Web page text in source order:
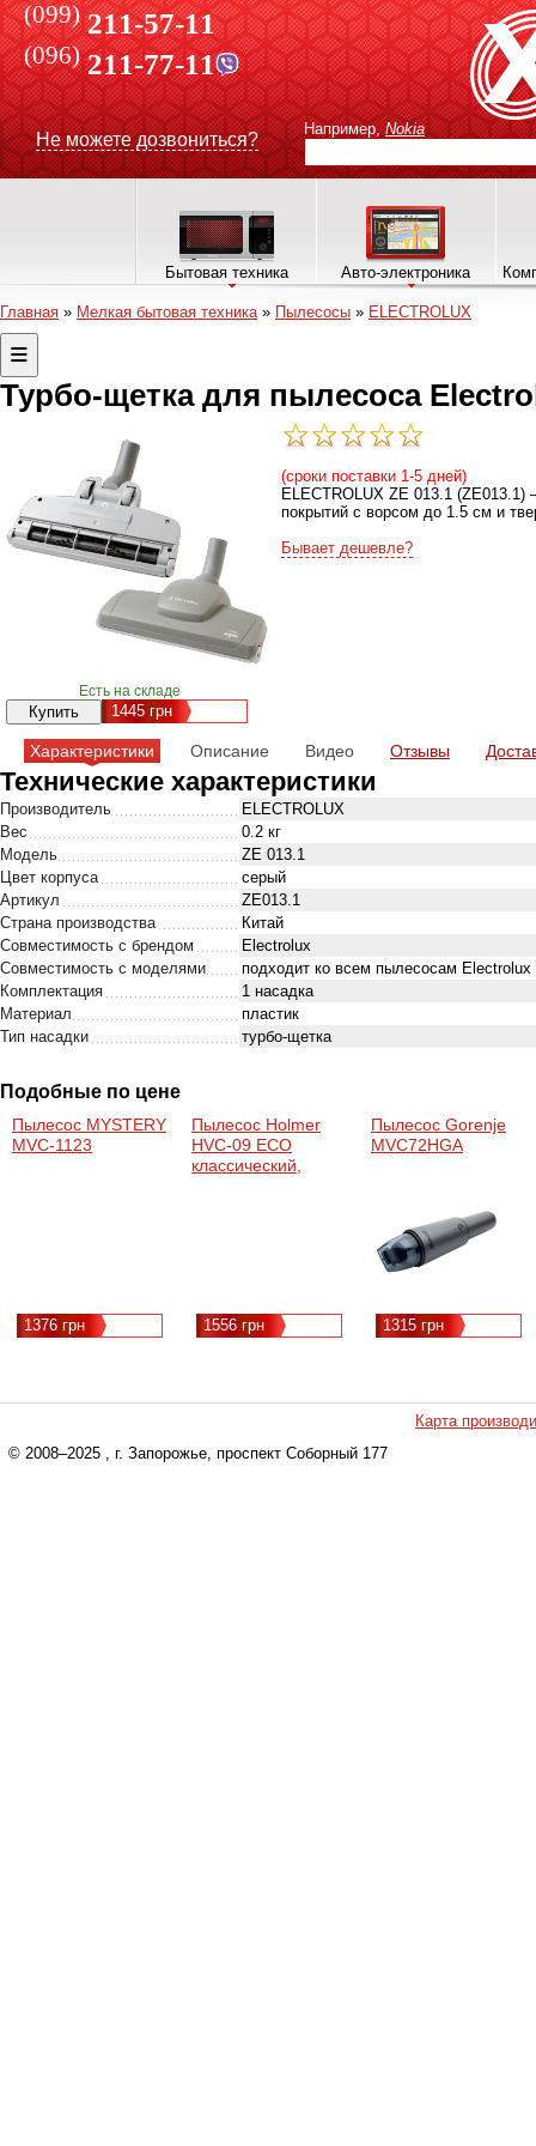
(099) 211-57-11
(096)211-77-11
Не можете дозвониться?
Например, Nokia
Бытовая техника Авто-электроника
Главная » Мелкая бытовая техника» Пылесосы » ELECTROLUX
Турбо-щетка для пылесоса
Есть на складе
1445 грн
(сроки поставки 1-5 дней)
ELECTROLUX ZE 013.1
покрытий с ворсом до 1.5 см и
Бывает дешевле?
Характеристики Описание Видео Отзывы
Технические характеристики
Производитель
ELECTROLUX
Вес
0.2 кг
Модель
ZE 013.1
Цвет корпуса
серый
Артикул
ZE013.1
Страна производства
Китай
Совместимость с брендом
Electrolux
Совместимость с моделями
подходит ко всем пылесосам
Комплектация
1 насадка
Материал
пластик
Тип насадки
турбо-щетка
Подобные по цене
Пылесос MYSTERY
MVC-1123
1376 грн
Пылесос Holmer
HVC-09 ECO
классический,
1556 грн
Пылесос Gorenje
MVC72HGA
1315 грн
Карта
© 2008–2025 , г. Запорожье, проспект Соборный 177